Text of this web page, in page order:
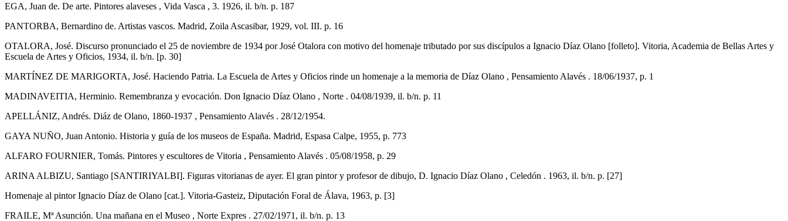
EGA, Juan de. De arte. Pintores alaveses , Vida Vasca , 3. 1926, il. b/n. p. 187
PANTORBA, Bernardino de. Artistas vascos. Madrid, Zoila Ascasibar, 1929, vol. III. p. 16
OTALORA, José. Discurso pronunciado el 25 de noviembre de 1934 por José Otalora con motivo del homenaje tributado por sus discípulos a Ignacio Díaz Olano [folleto]. Vitoria, Academia de Bellas Artes y
Escuela de Artes y Oficios, 1934, il. b/n. [p. 30]
MARTÍNEZ DE MARIGORTA, José. Haciendo Patria. La Escuela de Artes y Oficios rinde un homenaje a la memoria de Díaz Olano , Pensamiento Alavés . 18/06/1937, p. 1
MADINAVEITIA, Herminio. Remembranza y evocación. Don Ignacio Díaz Olano , Norte . 04/08/1939, il. b/n. p. 11
APELLÁNIZ, Andrés. Diáz de Olano, 1860-1937 , Pensamiento Alavés . 28/12/1954.
GAYA NUÑO, Juan Antonio. Historia y guía de los museos de España. Madrid, Espasa Calpe, 1955, p. 773
ALFARO FOURNIER, Tomás. Pintores y escultores de Vitoria , Pensamiento Alavés . 05/08/1958, p. 29
ARINA ALBIZU, Santiago [SANTIRIYALBI]. Figuras vitorianas de ayer. El gran pintor y profesor de dibujo, D. Ignacio Díaz Olano , Celedón . 1963, il. b/n. p. [27]
Homenaje al pintor Ignacio Díaz de Olano [cat.]. Vitoria-Gasteiz, Diputación Foral de Álava, 1963, p. [3]
FRAILE, Mª Asunción. Una mañana en el Museo , Norte Expres . 27/02/1971, il. b/n. p. 13